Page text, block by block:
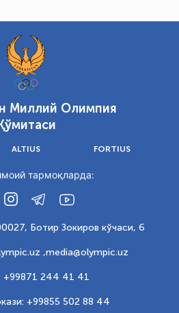
Миллий Олимпия
Қўмитаси
ALTIUS FORTIUS
тармоқларда:
Ботир Зокиров кўчаси, 6
,media@olympic.uz
+99871 244 41 41
+99855 502 88 44